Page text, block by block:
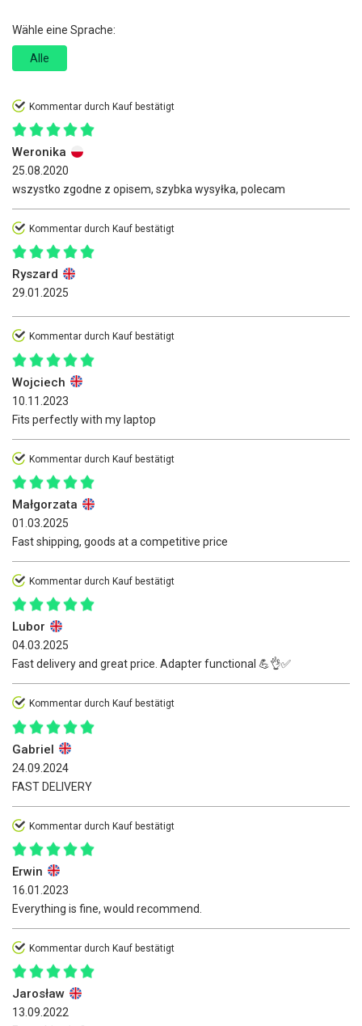
Wähle eine Sprache:
Alle
Kommentar durch Kauf bestätigt
Weronika
25.08.2020
wszystko zgodne z opisem, szybka wysyłka, polecam
Kommentar durch Kauf bestätigt
Ryszard
29.01.2025
Kommentar durch Kauf bestätigt
Wojciech
10.11.2023
Fits perfectly with my laptop
Kommentar durch Kauf bestätigt
Małgorzata
01.03.2025
Fast shipping, goods at a competitive price
Kommentar durch Kauf bestätigt
Lubor
04.03.2025
Fast delivery and great price. Adapter functional 💪👌✅
Kommentar durch Kauf bestätigt
Gabriel
24.09.2024
FAST DELIVERY
Kommentar durch Kauf bestätigt
Erwin
16.01.2023
Everything is fine, would recommend.
Kommentar durch Kauf bestätigt
Jarosław
13.09.2022